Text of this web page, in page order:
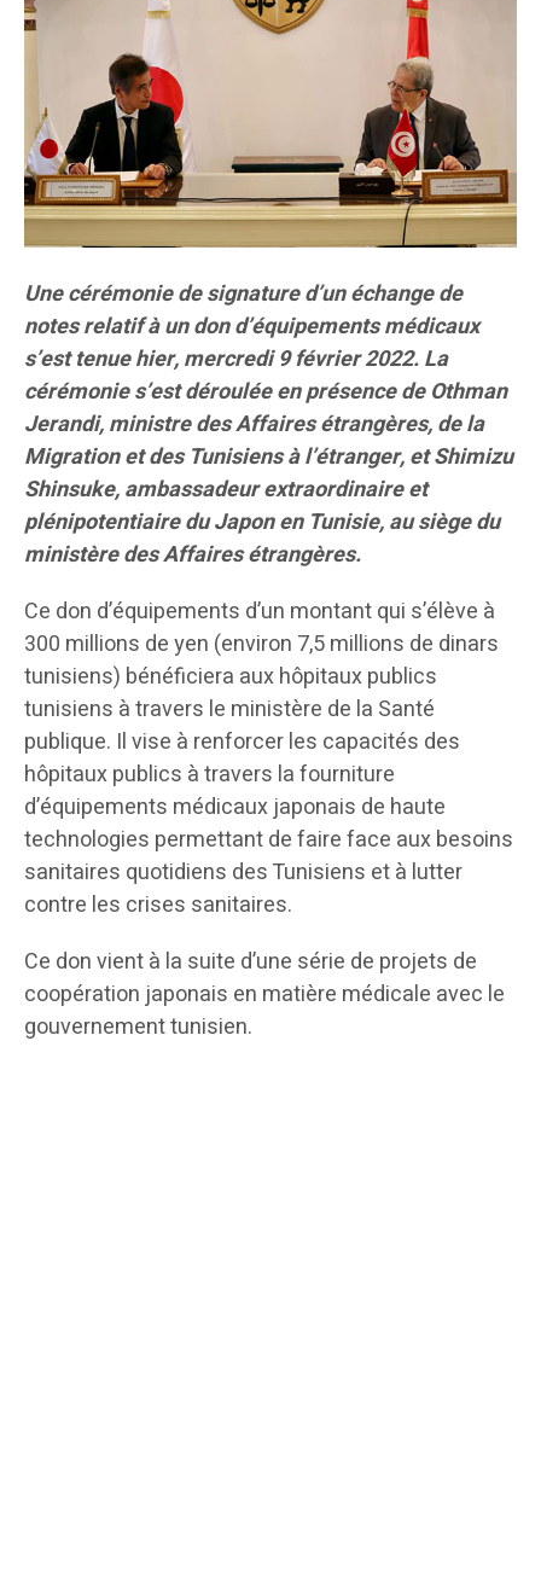
Une cérémonie de signature d’un échange de
notes relatif à un don d’équipements médicaux
s’est tenue hier, mercredi 9 février 2022. La
cérémonie s’est déroulée en présence de Othman
Jerandi, ministre des Affaires étrangères, de la
Migration et des Tunisiens à l’étranger, et Shimizu
Shinsuke, ambassadeur extraordinaire et
plénipotentiaire du Japon en Tunisie, au siège du
ministère des Affaires étrangères.
Ce don d’équipements d’un montant qui s’élève à
300 millions de yen (environ 7,5 millions de dinars
tunisiens) bénéficiera aux hôpitaux publics
tunisiens à travers le ministère de la Santé
publique. Il vise à renforcer les capacités des
hôpitaux publics à travers la fourniture
d’équipements médicaux japonais de haute
technologies permettant de faire face aux besoins
sanitaires quotidiens des Tunisiens et à lutter
contre les crises sanitaires.
Ce don vient à la suite d’une série de projets de
coopération japonais en matière médicale avec le
gouvernement tunisien.